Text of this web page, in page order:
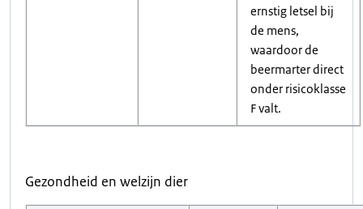
ernstig letsel bij
de mens,
waardoor de
beermarter direct
onder risicoklasse
F valt.
Gezondheid en welzijn dier